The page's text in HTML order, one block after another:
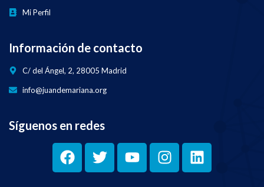
Mi Perfil
Información de contacto
C/ del Ángel, 2, 28005 Madrid
info@juandemariana.org
Síguenos en redes